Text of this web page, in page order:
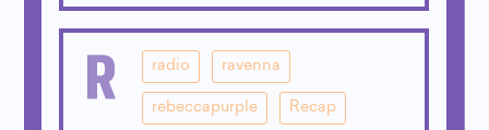
R radio ravenna
rebeccapurple Recap